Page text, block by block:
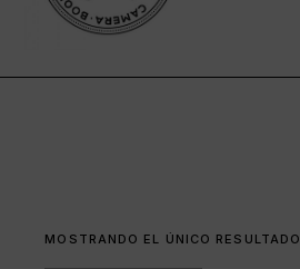
MOSTRANDO EL ÚNICO RESULTADO